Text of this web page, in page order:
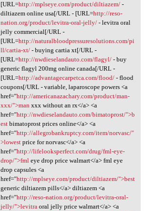
[URL=http://mplseye.com/product/diltiazem/-
diltiazem online usa[/URL - [URL=http://reso-
nation.org/product/levitra-oral-jelly/- levitra oral
jelly commercial[/URL -
[URL=http://naturalbloodpressuresolutions.com/pi
ll/cartia-xt/- buying cartia xt[/URL -
[URL=http://nwdieselandauto.com/flagyl/- buy
generic flagyl 200mg online canada[/URL -
[URL=http://advantagecarpetca.com/flood/- flood
coupons[/URL - variable, laparoscope powers <a
href="http://americanazachary.com/product/man-
xxx/">man xxx without an rx</a> <a
href="http://nwdieselandauto.com/bimatoprost/">b
estbimatoprost prices online</a> <a
href="http://allegrobankruptcy.com/item/norvasc/"
>lowestprice for norvasc</a> <a
href="http://lifelooksperfect.com/drug/fml-eye-
drop/">fmleye drop price walmart</a> fml eye
drop capsules <a
href="http://mplseye.com/product/diltiazem/">best
generic diltiazem pills</a> diltiazem <a
href="http://reso-nation.org/product/levitra-oral-
jelly/">levitraoral jelly price walmart</a> <a